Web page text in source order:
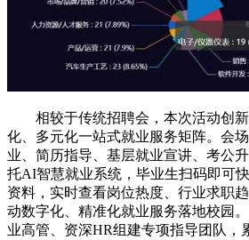
相较于传统招聘会，本次活动创
化、多元化一站式就业服务矩阵。会
业、简历指导、基层就业宣讲、考公
托AI智慧就业系统，毕业生扫码即可
资料，实时查看岗位热度、行业求职
动数字化、精准化就业服务落地校园
业高管、资深HR组建专项指导团队，